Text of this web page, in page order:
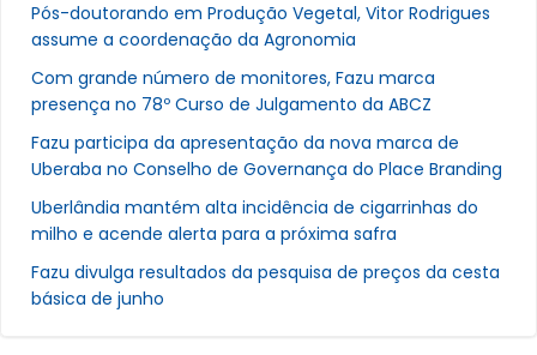
Pós-doutorando em Produção Vegetal, Vitor Rodrigues
assume a coordenação da Agronomia
Com grande número de monitores, Fazu marca
presença no 78º Curso de Julgamento da ABCZ
Fazu participa da apresentação da nova marca de
Uberaba no Conselho de Governança do Place Branding
Uberlândia mantém alta incidência de cigarrinhas do
milho e acende alerta para a próxima safra
Fazu divulga resultados da pesquisa de preços da cesta
básica de junho